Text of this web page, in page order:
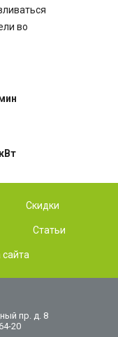
во
Скидки
Статьи
сайта
пр. д. 8
20